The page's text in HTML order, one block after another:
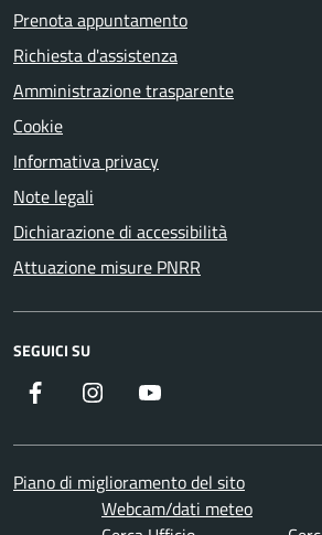
Prenota appuntamento
Richiesta d'assistenza
Amministrazione trasparente
Cookie
Informativa privacy
Note legali
Dichiarazione di accessibilità
Attuazione misure PNRR
SEGUICI SU
Facebook Instagram
Piano di miglioramento del sito
Webcam/dati meteo